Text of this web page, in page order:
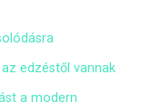
edzéstől vannak
a modern